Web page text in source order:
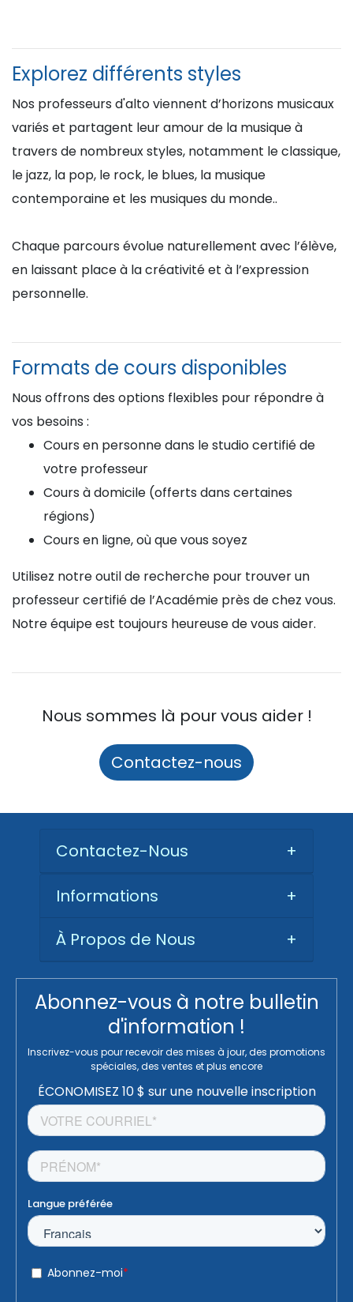
Explorez différents styles
Nos professeurs d'alto viennent d’horizons musicaux
variés et partagent leur amour de la musique à
travers de nombreux styles, notamment le classique,
le jazz, la pop, le rock, le blues, la musique
contemporaine et les musiques du monde..
Chaque parcours évolue naturellement avec l’élève,
en laissant place à la créativité et à l’expression
personnelle.
Formats de cours disponibles
Nous offrons des options flexibles pour répondre à
vos besoins :
Cours en personne dans le studio certifié de
votre professeur
Cours à domicile (offerts dans certaines
régions)
Cours en ligne, où que vous soyez
Utilisez notre outil de recherche pour trouver un
professeur certifié de l’Académie près de chez vous.
Notre équipe est toujours heureuse de vous aider.
Nous sommes là pour vous aider !
Contactez-nous
Contactez-Nous +
Informations
+
À Propos de Nous
+
Abonnez-vous à notre bulletin
d'information !
Inscrivez-vous pour recevoir des mises à jour, des promotions
spéciales, des ventes et plus encore